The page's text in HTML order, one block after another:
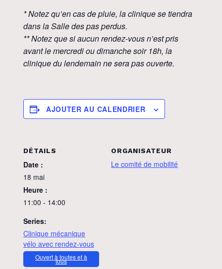
* Notez qu’en cas de pluie, la clinique se tiendra
dans la Salle des pas perdus.
** Notez que si aucun rendez-vous n’est pris
avant le mercredi ou dimanche soir 18h, la
clinique du lendemain ne sera pas ouverte.
AJOUTER AU CALENDRIER
DÉTAILS
Date :
18 mai
Heure :
11:00 - 14:00
Series:
Clinique mécanique
vélo avec rendez-vous
Ouvert à toutes et à
tous
ORGANISATEUR
Le comité de mobilité